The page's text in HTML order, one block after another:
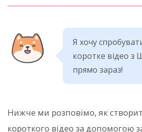
Я хочу
коротке відео з
прямо зараз!
Нижче ми розповімо, як
короткого відео за допомогою